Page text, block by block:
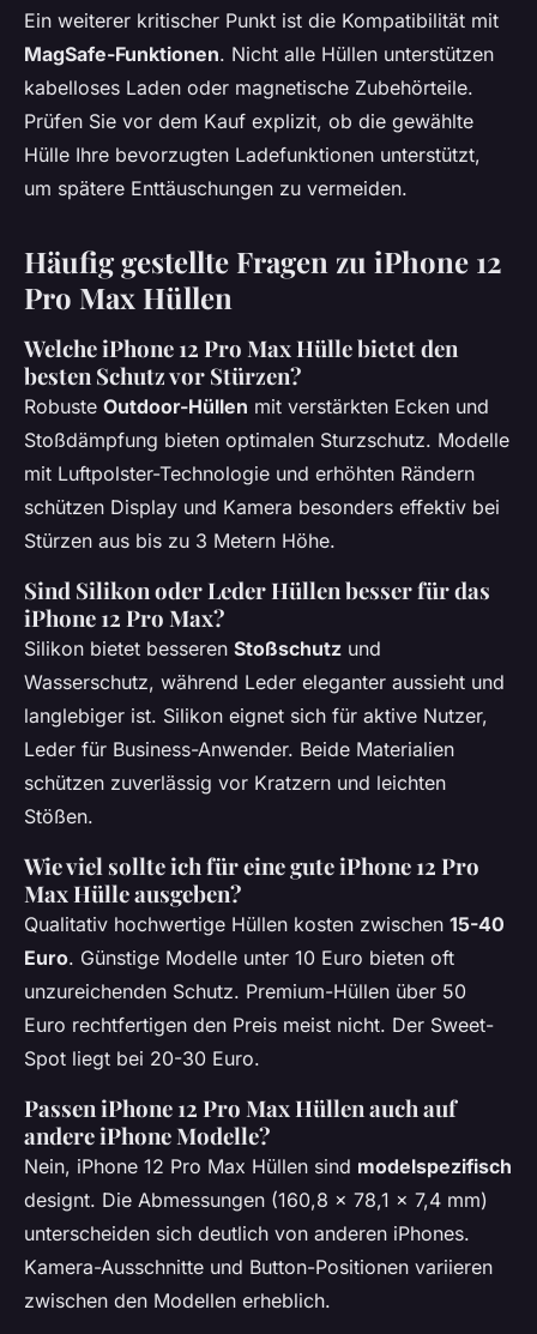
Ein weiterer kritischer Punkt ist die Kompatibilität mit
MagSafe-Funktionen. Nicht alle Hüllen unterstützen
kabelloses Laden oder magnetische Zubehörteile.
Prüfen Sie vor dem Kauf explizit, ob die gewählte
Hülle Ihre bevorzugten Ladefunktionen unterstützt,
um spätere Enttäuschungen zu vermeiden.
Häufig gestellte Fragen zu iPhone 12
Pro Max Hüllen
Welche iPhone 12 Pro Max Hülle bietet den
besten Schutz vor Stürzen?
Robuste Outdoor-Hüllen mit verstärkten Ecken und
Stoßdämpfung bieten optimalen Sturzschutz. Modelle
mit Luftpolster-Technologie und erhöhten Rändern
schützen Display und Kamera besonders effektiv bei
Stürzen aus bis zu 3 Metern Höhe.
Sind Silikon oder Leder Hüllen besser für das
iPhone 12 Pro Max?
Silikon bietet besseren Stoßschutz und
Wasserschutz, während Leder eleganter aussieht und
langlebiger ist. Silikon eignet sich für aktive Nutzer,
Leder für Business-Anwender. Beide Materialien
schützen zuverlässig vor Kratzern und leichten
Stößen.
Wie viel sollte ich für eine gute iPhone 12 Pro
Max Hülle ausgeben?
Qualitativ hochwertige Hüllen kosten zwischen 15-40
Euro. Günstige Modelle unter 10 Euro bieten oft
unzureichenden Schutz. Premium-Hüllen über 50
Euro rechtfertigen den Preis meist nicht. Der Sweet-
Spot liegt bei 20-30 Euro.
Passen iPhone 12 Pro Max Hüllen auch auf
andere iPhone Modelle?
Nein, iPhone 12 Pro Max Hüllen sind modelspezifisch
designt. Die Abmessungen (160,8 x 78,1 x 7,4 mm)
unterscheiden sich deutlich von anderen iPhones.
Kamera-Ausschnitte und Button-Positionen variieren
zwischen den Modellen erheblich.